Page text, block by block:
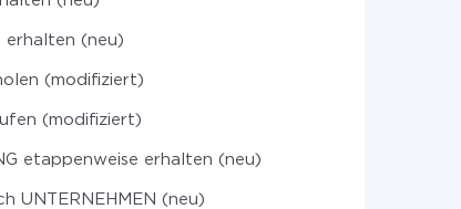
erhalten (neu)
(modifiziert)
(modifiziert)
etappenweise erhalten (neu)
UNTERNEHMEN (neu)